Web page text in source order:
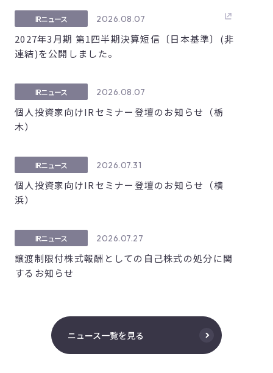
2026.08.07
IRニュース
2027年3月期 第1四半期決算短信〔日本基準〕(非
連結)を公開しました。
2026.08.07
IRニュース
個人投資家向けIRセミナー登壇のお知らせ（栃
木）
2026.07.31
IRニュース
個人投資家向けIRセミナー登壇のお知らせ（横
浜）
2026.07.27
IRニュース
譲渡制限付株式報酬としての自己株式の処分に関
するお知らせ
ニュース一覧を見る